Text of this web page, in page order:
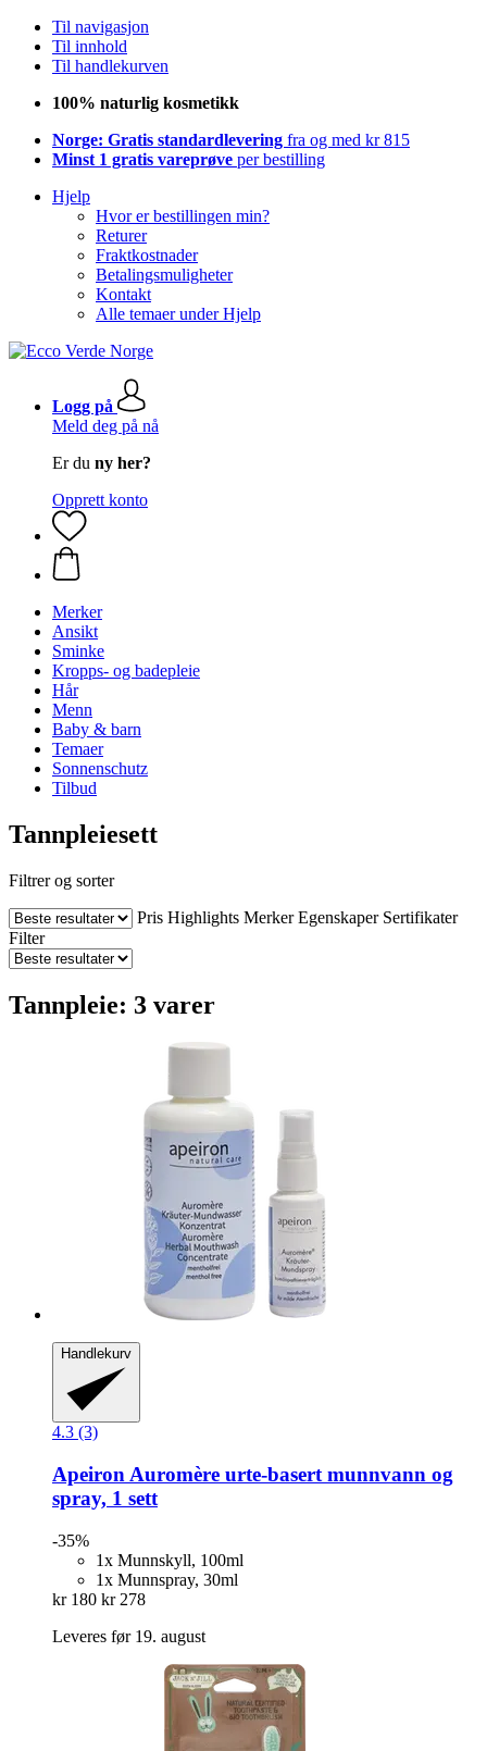
Til navigasjon
Til innhold
Til handlekurven
100% naturlig kosmetikk
Norge: Gratis standardlevering fra og med kr 815
Minst 1 gratis vareprøve per bestilling
Hjelp
Hvor er bestillingen min?
Returer
Fraktkostnader
Betalingsmuligheter
Kontakt
Alle temaer under Hjelp
Logg på
Meld deg på nå
Er du ny her?
Opprett konto
Merker
Ansikt
Sminke
Kropps- og badepleie
Hår
Menn
Baby & barn
Temaer
Sonnenschutz
Tilbud
Tannpleiesett
Filtrer og sorter
Pris Highlights Merker Egenskaper Sertifikater
Filter
Tannpleie: 3 varer
Handlekurv
4.3 (3)
Apeiron Auromère urte-​basert munnvann og
spray, 1 sett
-35%
1x Munnskyll, 100ml
1x Munnspray, 30ml
kr 180 kr 278
Leveres før 19. august